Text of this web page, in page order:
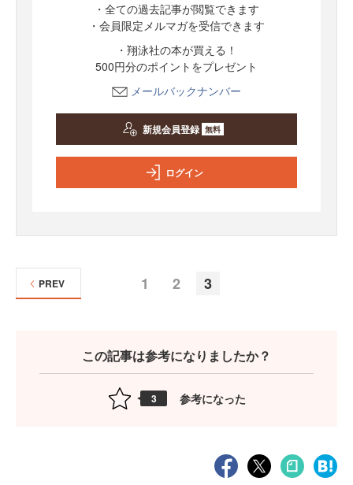
・全ての過去記事が閲覧できます
・会員限定メルマガを受信できます
・翔泳社の本が買える！
500円分のポイントをプレゼント
メールバックナンバー
新規会員登録 無料
ログイン
1 2 3
PREV
この記事は参考になりましたか？
3 参考になった